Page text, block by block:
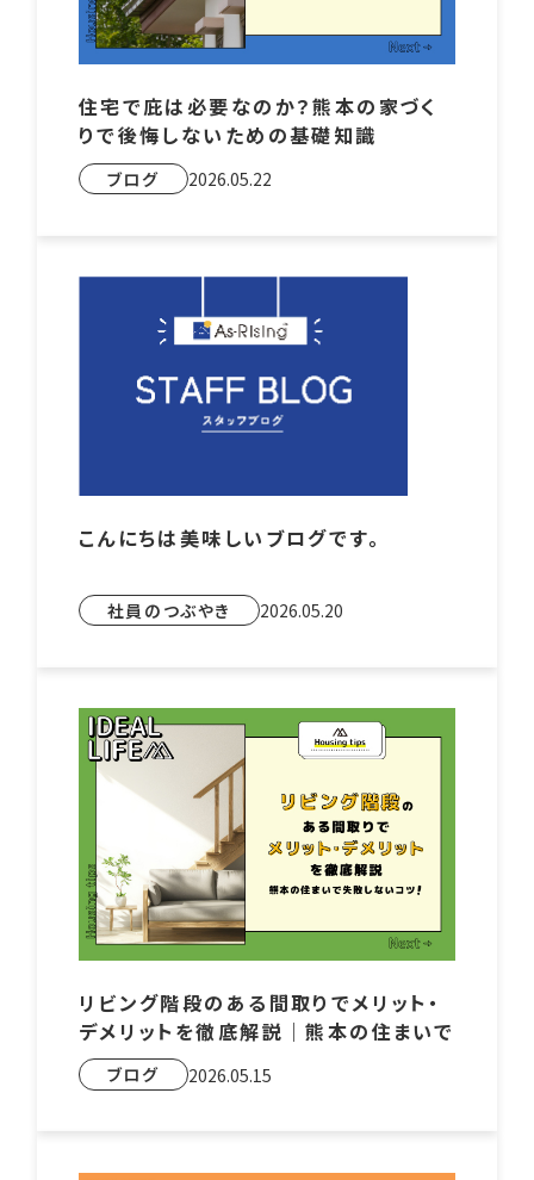
住宅で庇は必要なのか？熊本の家づく
りで後悔しないための基礎知識
ブログ 2026.05.22
こんにちは美味しいブログです。
社員のつぶやき 2026.05.20
リビング階段のある間取りでメリット・
デメリットを徹底解説｜熊本の住まいで
失敗しないコツ
ブログ 2026.05.15